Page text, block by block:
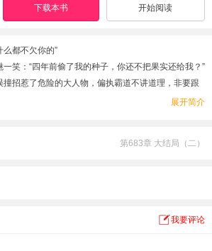
下载本书 开始阅读
么都不欠你的”
笑：“四年前偷了我的种子，你还不把果实还给我？”
招惹了危险的大人物，偏执霸道不讲道理，非要跟
么玩意儿？”“这是小小姐画的您。”
一败涂地再也没起来过···
展开简介
第683章 大结局（二）
我要评论